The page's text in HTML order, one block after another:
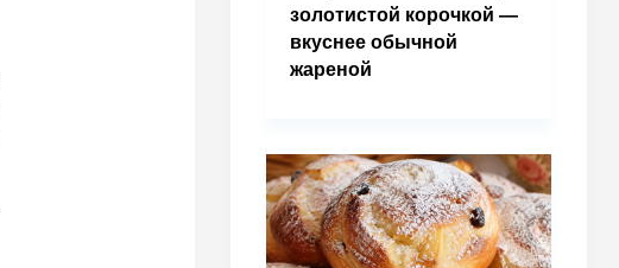
золотистой корочкой —
вкуснее обычной
жареной